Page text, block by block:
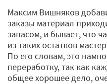
Максим Вишняков
заказы материал
запасом, и бывает, что
из таких остатков
По его словам, это
переработку, так как
общее хорошее дело,